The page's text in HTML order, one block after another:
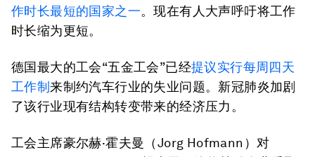
作时长最短的国家之一。现在有人大声呼吁将工作
时长缩为更短。
德国最大的工会“五金工会”已经提议实行每周四天
工作制来制约汽车行业的失业问题。新冠肺炎加剧
了该行业现有结构转变带来的经济压力。
工会主席豪尔赫·霍夫曼（Jorg Hofmann）对